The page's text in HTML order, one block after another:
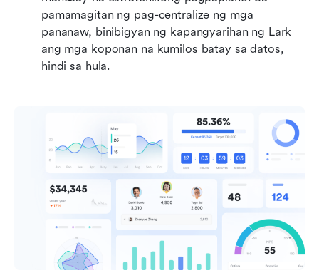
pamamagitan ng pag-centralize ng mga
pananaw, binibigyan ng kapangyarihan ng Lark
ang mga koponan na kumilos batay sa datos,
hindi sa hula.